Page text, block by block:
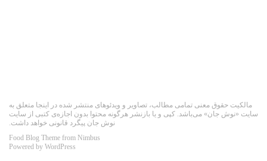
مالکیت حقوق معنی تمامی مطالب، تصاویر و ویدئوهای منتشر شده در اینجا متعلق به
سایت «نوش جان» می‌باشد. کپی و یا بازنشر هرگونه محتوا بدون اجازه‌ی کتبی از سایت
نوش جان پیگرد قانونی خواهد داشت.
Food Blog Theme from Nimbus
Powered by WordPress